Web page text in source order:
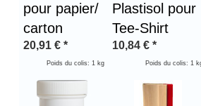
pour papier/
carton
20,91 € *
Poids du colis: 1 kg
Plastisol pour
Tee-Shirt
10,84 € *
Poids du colis: 1